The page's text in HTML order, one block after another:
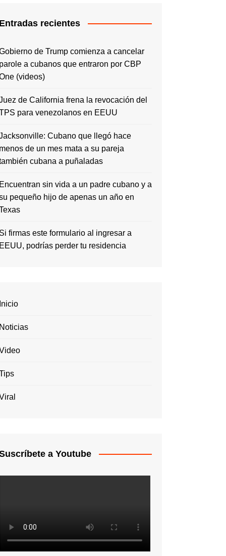
Entradas recientes
de Trump comienza a cancelar
parole a cubanos que entraron por CBP
(videos)
de California frena la revocación del
para venezolanos en EEUU
Cubano que llegó hace
menos de un mes mata a su pareja
cubana a puñaladas
Encuentran sin vida a un padre cubano y a
pequeño hijo de apenas un año en
Si firmas este formulario al ingresar a
EEUU, podrías perder tu residencia
Inicio
Noticias
a Youtube